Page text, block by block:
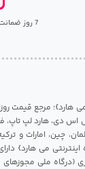
7 روز ضمانت بازگشت محصول
اس دی، هارد لپ
چین، امارات و
می هارد}
(درگاه ملی مجوزهای